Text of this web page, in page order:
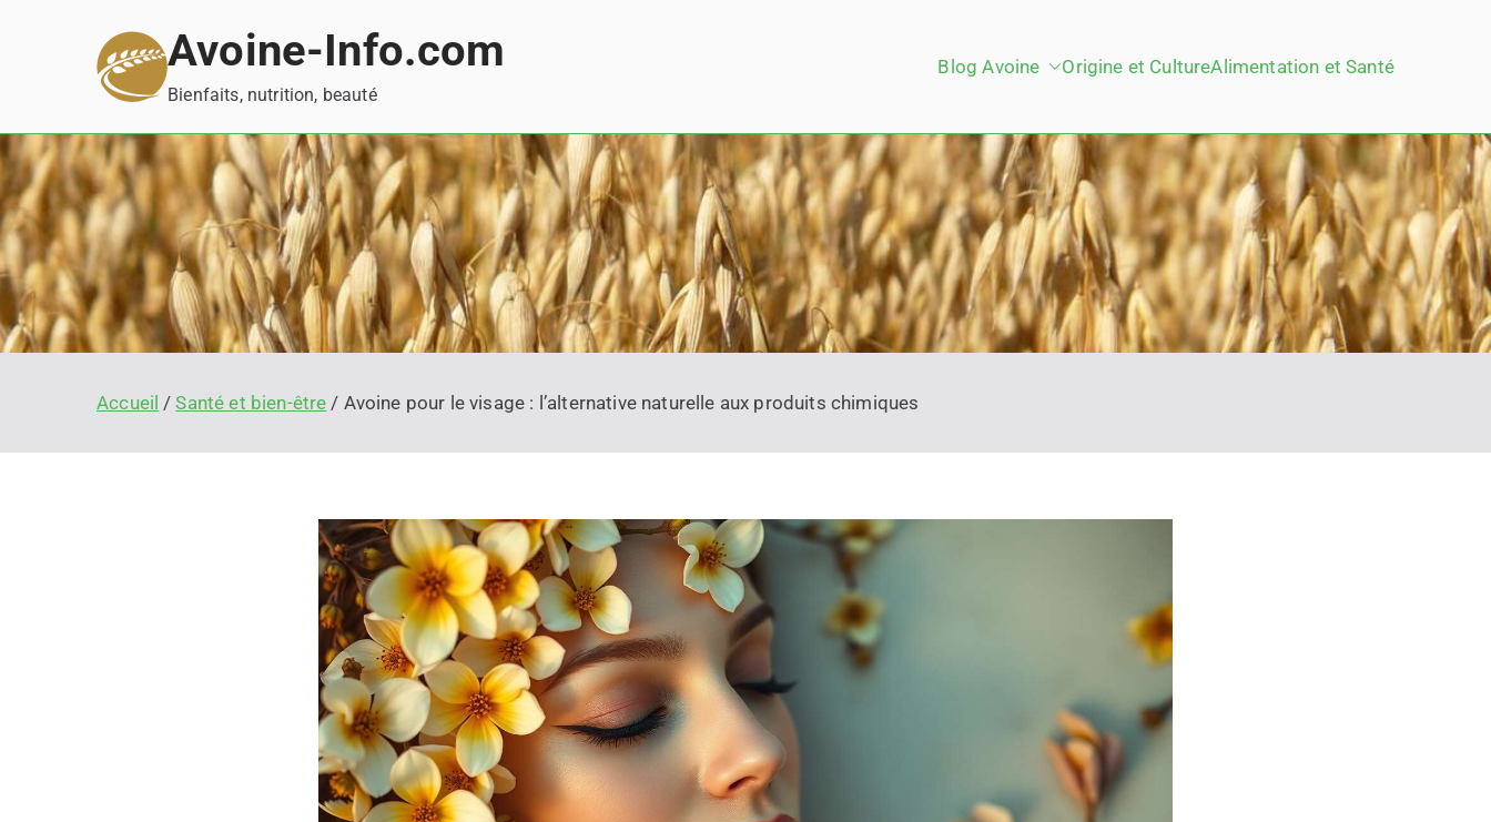
Avoine-Info.com
Bienfaits, nutrition, beauté
Blog Avoine Origine et CultureAlimentation et Santé
Accueil Santé et bien-être Avoine pour le visage : l’alternative naturelle aux produits chimiques